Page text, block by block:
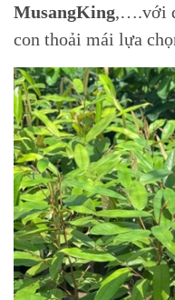
MusangKing,….với
con thoải mái lựa